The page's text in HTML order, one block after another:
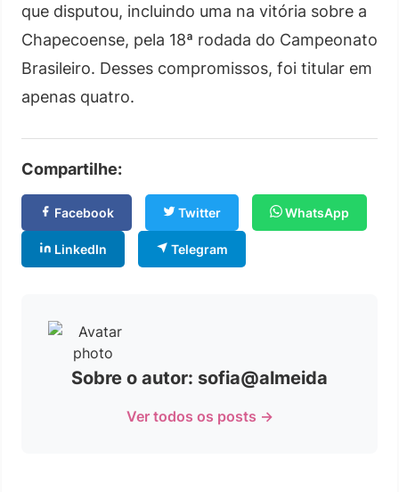
que disputou, incluindo uma na vitória sobre a
Chapecoense, pela 18ª rodada do Campeonato
Brasileiro. Desses compromissos, foi titular em
apenas quatro.
Compartilhe:
Facebook Twitter WhatsApp
LinkedIn Telegram
Sobre o autor: sofia@almeida
Ver todos os posts →